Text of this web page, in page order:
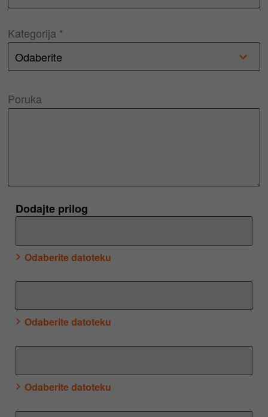
Kategorija *
Poruka
Dodajte prilog
Odaberite datoteku
Odaberite datoteku
Odaberite datoteku